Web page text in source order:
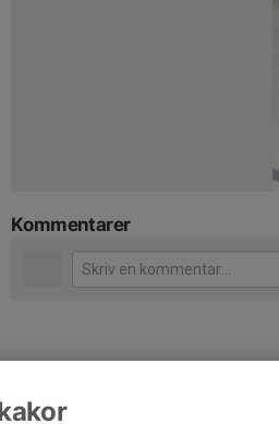
Kommentarer